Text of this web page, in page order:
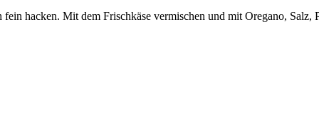
hacken. Mit dem Frischkäse vermischen und mit Oregano, Salz,